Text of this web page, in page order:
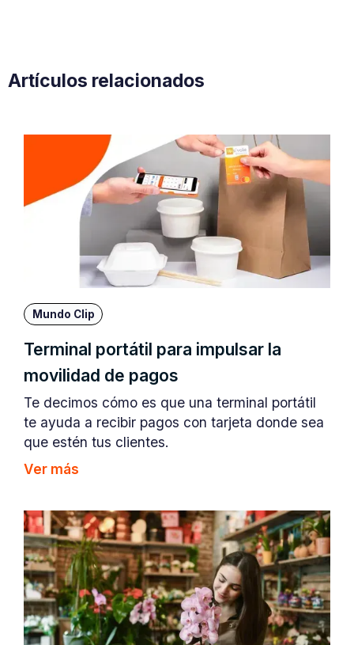
Artículos relacionados
Mundo Clip
Terminal portátil para impulsar la
movilidad de pagos
Te decimos cómo es que una terminal portátil
te ayuda a recibir pagos con tarjeta donde sea
que estén tus clientes.
Ver más